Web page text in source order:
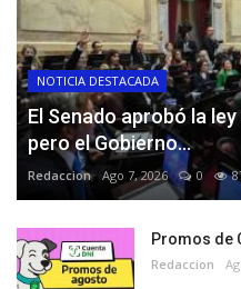
NOTICIA DESTACADA
El Senado aprobó la
pero el Gobierno...
Redaccion Ago 7, 2026 0
Promos de
Redaccion